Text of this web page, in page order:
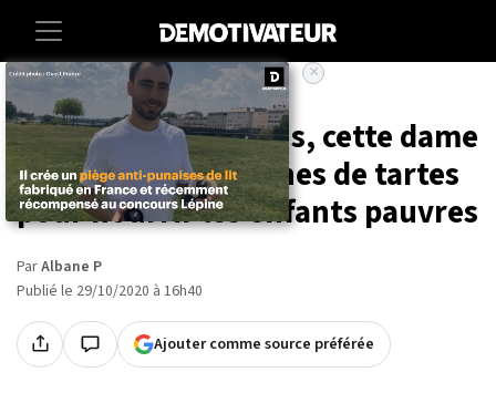
Accueil Societe
Angleterre : à 89 ans, cette dame
prépare des centaines de tartes
pour nourrir les enfants pauvres
ParAlbane P
Publié le 29/10/2020 à 16h40
Ajouter comme source préférée
×